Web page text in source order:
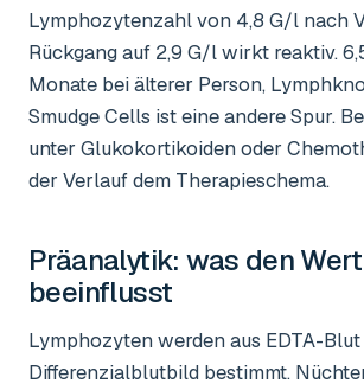
Lymphozytenzahl von 4,8 G/l nach
Rückgang auf 2,9 G/l wirkt reaktiv.
Monate bei älterer Person,
Smudge Cells ist eine andere Spur.
unter Glukokortikoiden oder
der Verlauf dem Therapieschema.
Präanalytik: was den Wert
beeinflusst
Lymphozyten werden aus EDTA-
Differenzialblutbild bestimmt.